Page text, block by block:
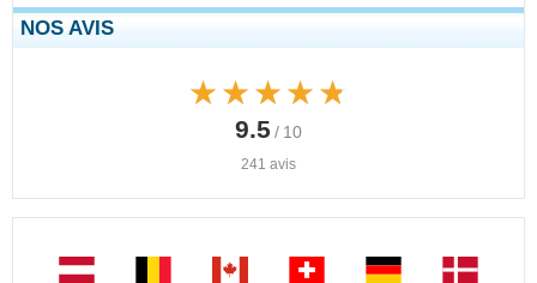
NOS AVIS
★★★★★
★★★★★
9.5 / 10
241 avis